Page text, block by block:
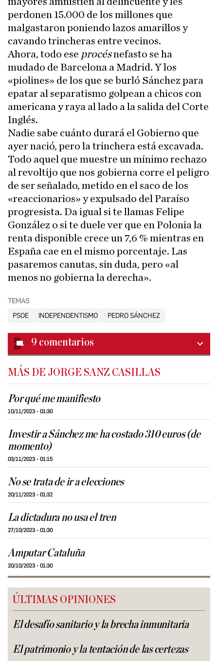
perdonen 15.000 de los millones que
malgastaron poniendo lazos amarillos y
cavando trincheras entre vecinos.
Ahora, todo ese procésnefasto se ha
mudado de Barcelona a Madrid. Y los
«piolines» de los que se burló Sánchez para
epatar al separatismo golpean a chicos con
americana y raya al lado a la salida del Corte
Inglés.
Nadie sabe cuánto durará el Gobierno que
ayer nació, pero la trinchera está excavada.
Todo aquel que muestre un mínimo rechazo
al revoltijo que nos gobierna corre el peligro
de ser señalado, metido en el saco de los
«reaccionarios» y expulsado del Paraíso
progresista. Da igual si te llamas Felipe
González o si te duele ver que en Polonia la
renta disponible crece un 7,6 % mientras en
España cae en el mismo porcentaje. Las
pasaremos canutas, sin duda, pero «al
menos no gobierna la derecha».
TEMAS
PSOE
INDEPENDENTISMO PEDRO SÁNCHEZ
9 comentarios
MÁS DE JORGE SANZ CASILLAS
Por qué me manifiesto
10/11/2023 - 01:30
Investir a Sánchez me ha costado 310 euros (de
momento)
03/11/2023 - 01:15
No se trata de ir a elecciones
20/11/2023 - 01:32
La dictadura no usa el tren
27/10/2023 - 01:30
Amputar Cataluña
20/10/2023 - 01:30
ÚLTIMAS OPINIONES
El desafío sanitario y la brecha inmunitaria
El patrimonio y la tentación de las certezas